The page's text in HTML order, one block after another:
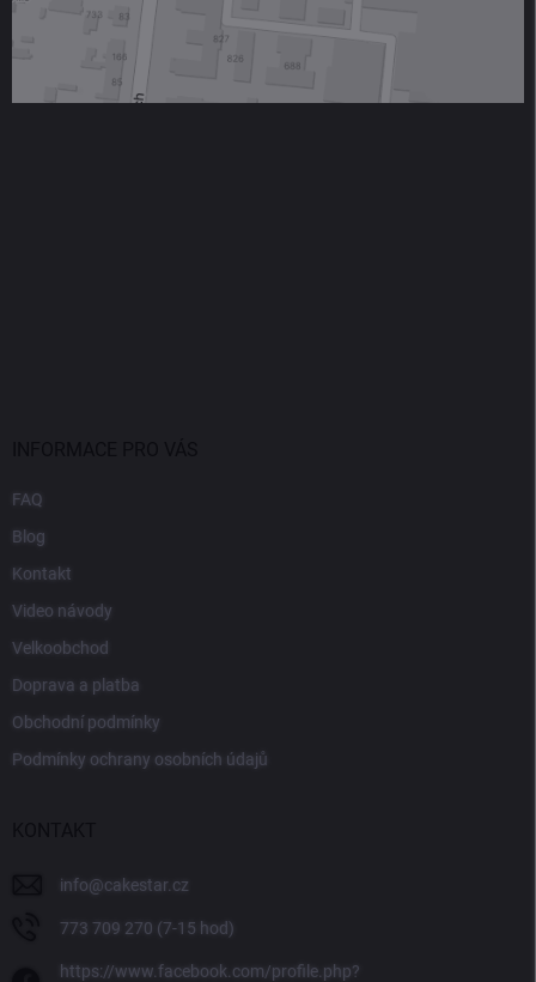
FAQ
Blog
Kontakt
Video návody
Velkoobchod
Doprava a platba
Obchodní podmínky
Podmínky ochrany osobních údajů
info@cakestar.cz
773 709 270 (7-15 hod)
https://www.facebook.com/profile.php?